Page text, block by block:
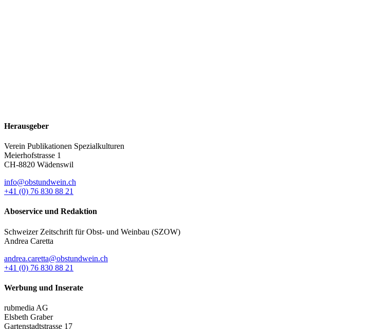
Herausgeber
Verein Publikationen Spezialkulturen
Meierhofstrasse 1
CH-8820 Wädenswil
info@obstundwein.ch
+41 (0) 76 830 88 21
Aboservice und Redaktion
Schweizer Zeitschrift für Obst- und Weinbau (SZOW)
Andrea Caretta
andrea.caretta@obstundwein.ch
+41 (0) 76 830 88 21
Werbung und Inserate
rubmedia AG
Elsbeth Graber
Gartenstadtstrasse 17